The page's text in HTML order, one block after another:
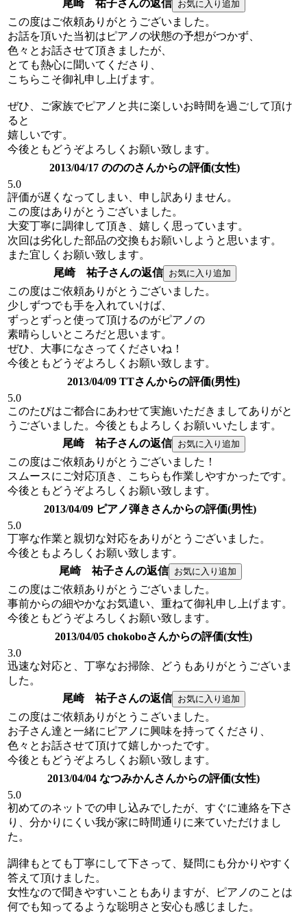
尾崎 祐子さんの返信
この度はご依頼ありがとうございました。
お話を頂いた当初はピアノの状態の予想がつかず、
色々とお話させて頂きましたが、
とても熱心に聞いてくださり、
こちらこそ御礼申し上げます。
ぜひ、ご家族でピアノと共に楽しいお時間を過ごして頂け
ると
嬉しいです。
今後ともどうぞよろしくお願い致します。
2013/04/17 のののさんからの評価(女性)
5.0
評価が遅くなってしまい、申し訳ありません。
この度はありがとうございました。
大変丁寧に調律して頂き、嬉しく思っています。
次回は劣化した部品の交換もお願いしようと思います。
また宜しくお願い致します。
尾崎 祐子さんの返信
この度はご依頼ありがとうございました。
少しずつでも手を入れていけば、
ずっとずっと使って頂けるのがピアノの
素晴らしいところだと思います。
ぜひ、大事になさってくださいね！
今後ともどうぞよろしくお願い致します。
2013/04/09 TTさんからの評価(男性)
5.0
このたびはご都合にあわせて実施いただきましてありがと
うございました。今後ともよろしくお願いいたします。
尾崎 祐子さんの返信
この度はご依頼ありがとうございました！
スムースにご対応頂き、こちらも作業しやすかったです。
今後ともどうぞよろしくお願い致します。
2013/04/09 ピアノ弾きさんからの評価(男性)
5.0
丁寧な作業と親切な対応をありがとうございました。
今後ともよろしくお願い致します。
尾崎 祐子さんの返信
この度はご依頼ありがとうございました。
事前からの細やかなお気遣い、重ねて御礼申し上げます。
今後ともどうぞよろしくお願い致します。
2013/04/05 chokoboさんからの評価(女性)
3.0
迅速な対応と、丁寧なお掃除、どうもありがとうございま
した。
尾崎 祐子さんの返信
この度はご依頼ありがとうこざいました。
お子さん達と一緒にピアノに興味を持ってくださり、
色々とお話させて頂けて嬉しかったです。
今後ともどうぞよろしくお願い致します。
2013/04/04 なつみかんさんからの評価(女性)
5.0
初めてのネットでの申し込みでしたが、すぐに連絡を下さ
り、分かりにくい我が家に時間通りに来ていただけまし
た。
調律もとても丁寧にして下さって、疑問にも分かりやすく
答えて頂けました。
女性なので聞きやすいこともありますが、ピアノのことは
何でも知ってるような聡明さと安心も感じました。